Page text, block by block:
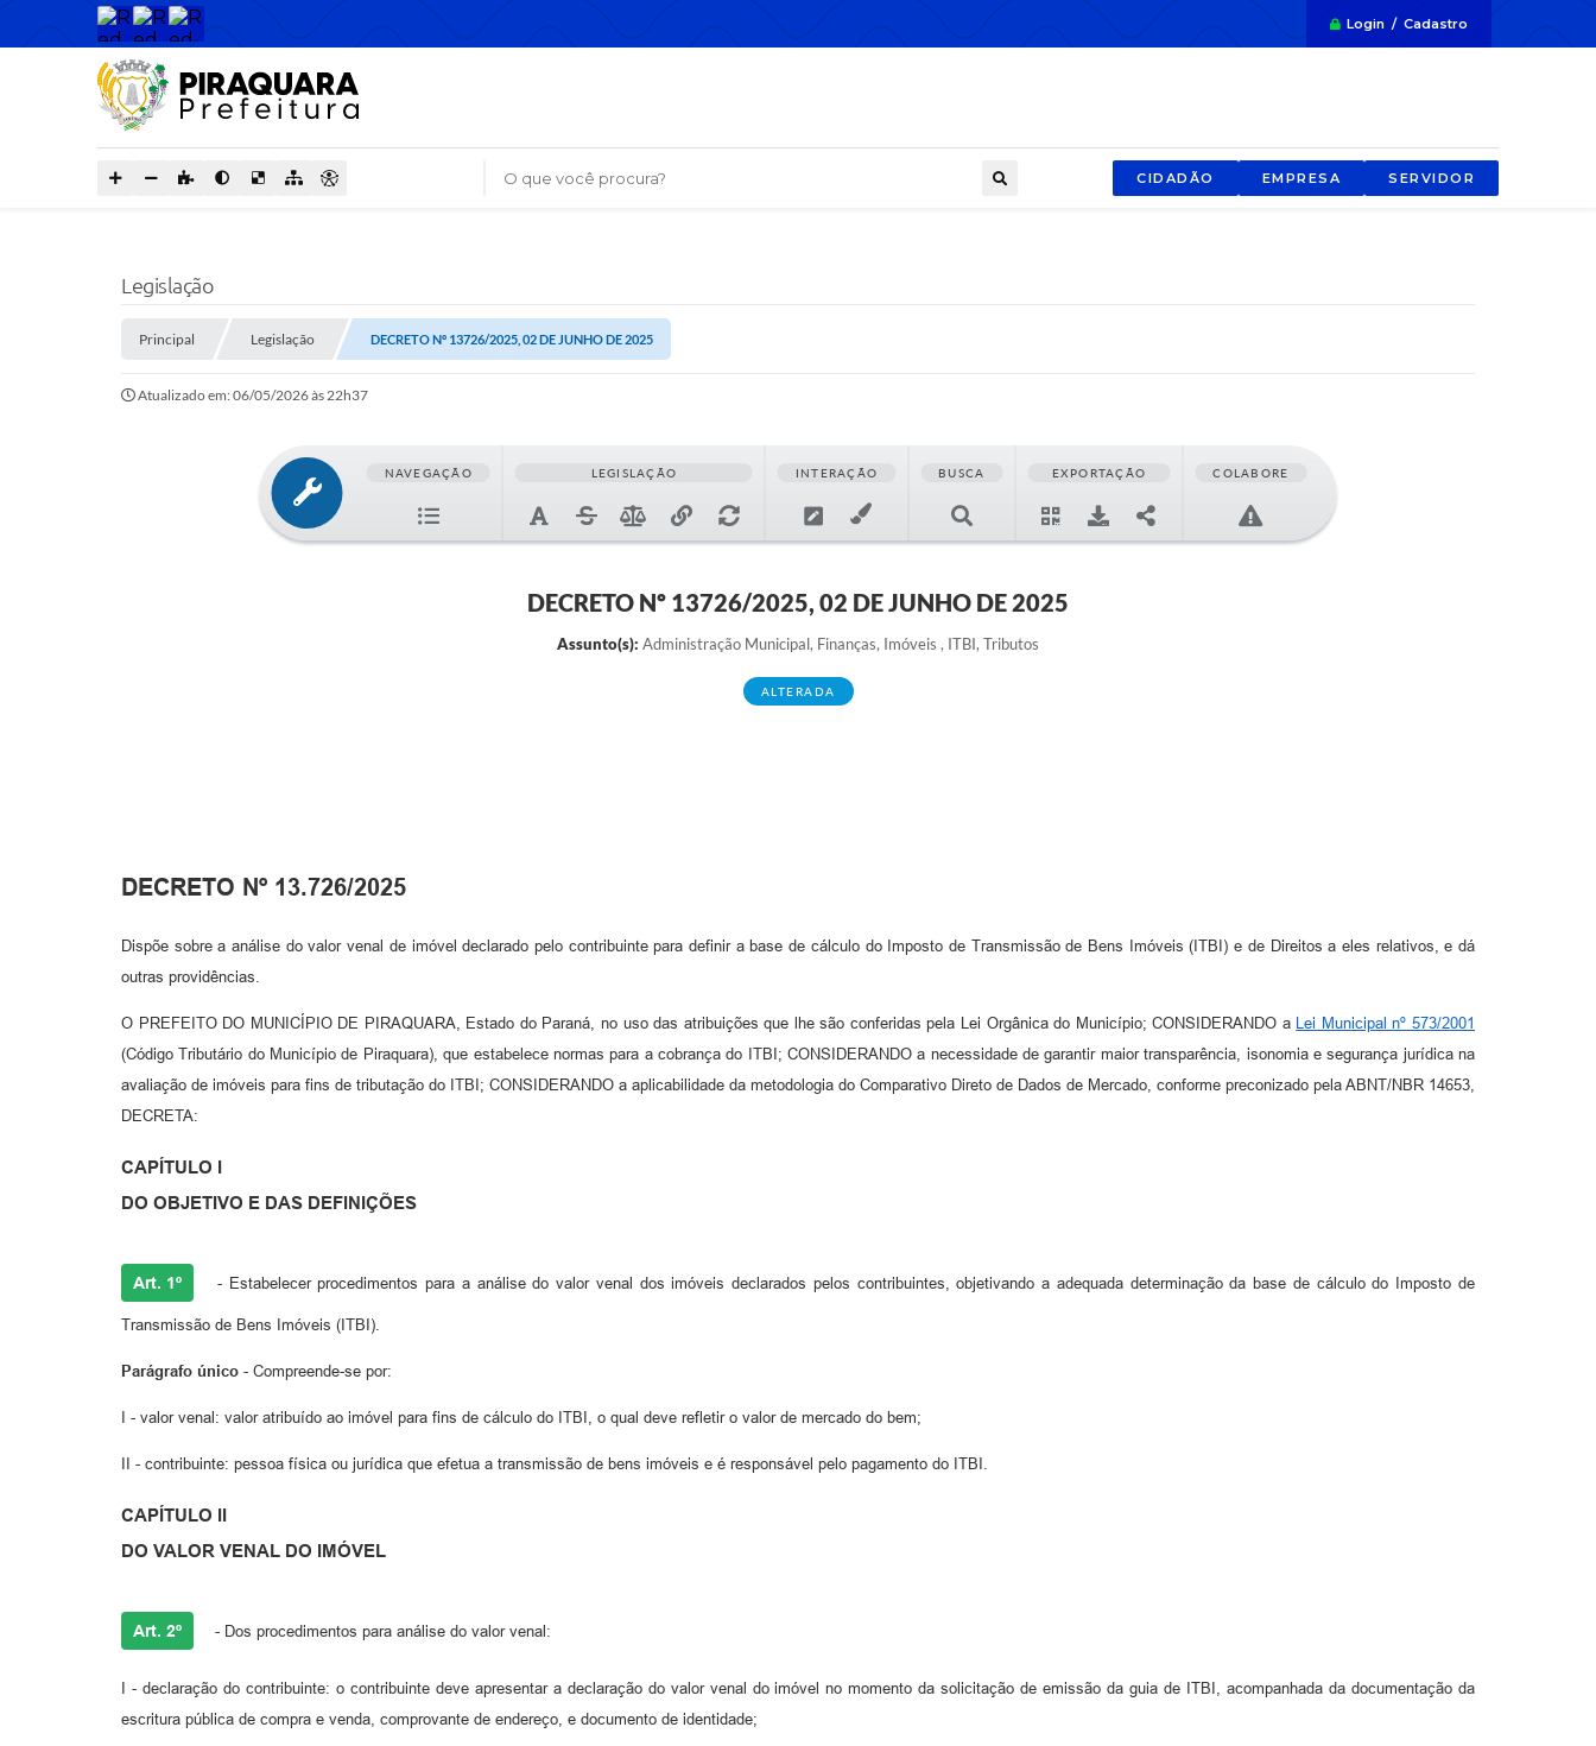
Login / Cadastro
O que você procura? CIDADÃO EMPRESA SERVIDOR
Legislação
Principal Legislação DECRETO Nº 13726/2025, 02 DE JUNHO DE 2025
Atualizado em: 06/05/2026 às 22h37
NAVEGAÇÃO LEGISLAÇÃO INTERAÇÃO BUSCA EXPORTAÇÃO COLABORE
DECRETO Nº 13726/2025, 02 DE JUNHO DE 2025
Assunto(s): Administração Municipal, Finanças, Imóveis , ITBI, Tributos
ALTERADA
DECRETO Nº 13.726/2025
Dispõe sobre a análise do valor venal de imóvel declarado pelo contribuinte para definir a base de cálculo do Imposto de Transmissão de Bens Imóveis (ITBI) e de Direitos a eles relativos, e dá
outras providências.
O PREFEITO DO MUNICÍPIO DE PIRAQUARA, Estado do Paraná, no uso das atribuições que lhe são conferidas pela Lei Orgânica do Município; CONSIDERANDO a Lei Municipal nº 573/2001
(Código Tributário do Município de Piraquara), que estabelece normas para a cobrança do ITBI; CONSIDERANDO a necessidade de garantir maior transparência, isonomia e segurança jurídica na
avaliação de imóveis para fins de tributação do ITBI; CONSIDERANDO a aplicabilidade da metodologia do Comparativo Direto de Dados de Mercado, conforme preconizado pela ABNT/NBR 14653,
DECRETA:
CAPÍTULO I
DO OBJETIVO E DAS DEFINIÇÕES
Art. 1º - Estabelecer procedimentos para a análise do valor venal dos imóveis declarados pelos contribuintes, objetivando a adequada determinação da base de cálculo do Imposto de
Transmissão de Bens Imóveis (ITBI).
Parágrafo único - Compreende-se por:
I - valor venal: valor atribuído ao imóvel para fins de cálculo do ITBI, o qual deve refletir o valor de mercado do bem;
II - contribuinte: pessoa física ou jurídica que efetua a transmissão de bens imóveis e é responsável pelo pagamento do ITBI.
CAPÍTULO II
DO VALOR VENAL DO IMÓVEL
Art. 2º - Dos procedimentos para análise do valor venal:
I - declaração do contribuinte: o contribuinte deve apresentar a declaração do valor venal do imóvel no momento da solicitação de emissão da guia de ITBI, acompanhada da documentação da
escritura pública de compra e venda, comprovante de endereço, e documento de identidade;